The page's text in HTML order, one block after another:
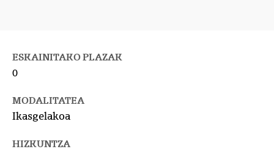
ESKAINITAKO PLAZAK
0
MODALITATEA
Ikasgelakoa
HIZKUNTZA